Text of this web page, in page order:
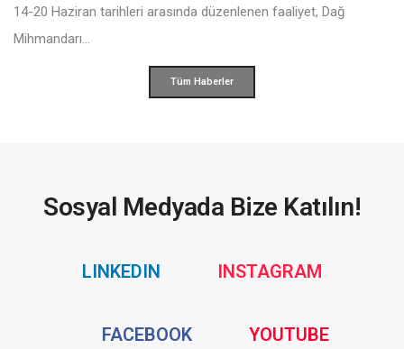
14-20 Haziran tarihleri arasında düzenlenen faaliyet, Dağ
Mihmandarı...
Tüm Haberler
Sosyal Medyada Bize Katılın!
LINKEDINSocial INSTAGRAMSocial
FACEBOOKSocial YOUTUBESocial